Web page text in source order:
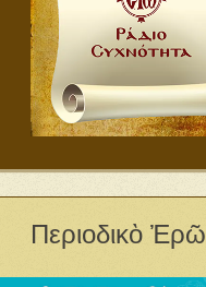
Περιοδικὸ Ἐρῶ